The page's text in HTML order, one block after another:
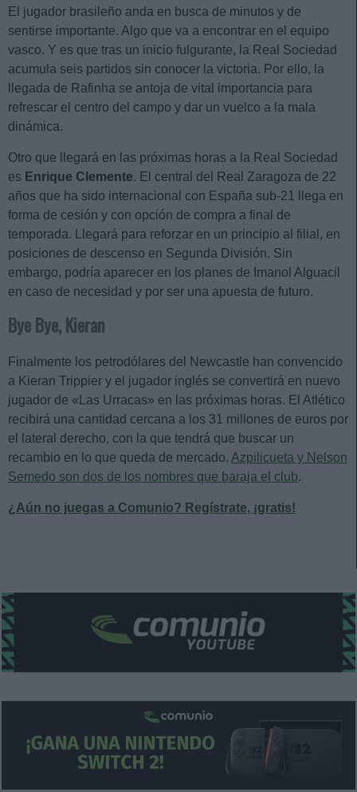
El jugador brasileño anda en busca de minutos y de
sentirse importante. Algo que va a encontrar en el equipo
vasco. Y es que tras un inicio fulgurante, la Real Sociedad
acumula seis partidos sin conocer la victoria. Por ello, la
llegada de Rafinha se antoja de vital importancia para
refrescar el centro del campo y dar un vuelco a la mala
dinámica.
Otro que llegará en las próximas horas a la Real Sociedad
es Enrique Clemente. El central del Real Zaragoza de 22
años que ha sido internacional con España sub-21 llega en
forma de cesión y con opción de compra a final de
temporada. Llegará para reforzar en un principio al filial, en
posiciones de descenso en Segunda División. Sin
embargo, podría aparecer en los planes de Imanol Alguacil
en caso de necesidad y por ser una apuesta de futuro.
Bye Bye, Kieran
Finalmente los petrodólares del Newcastle han convencido
a Kieran Trippier y el jugador inglés se convertirá en nuevo
jugador de «Las Urracas» en las próximas horas. El Atlético
recibirá una cantidad cercana a los 31 millones de euros por
el lateral derecho, con la que tendrá que buscar un
recambio en lo que queda de mercado. Azpilicueta y Nelson
Semedo son dos de los nombres que baraja el club.
¿Aún no juegas a Comunio? Regístrate, ¡gratis!